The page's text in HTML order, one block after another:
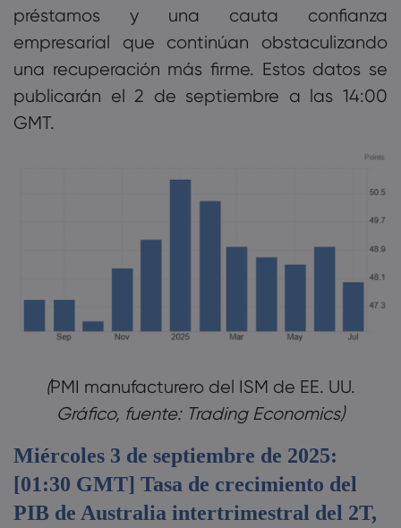
préstamos y una cauta confianza
empresarial que continúan obstaculizando
una recuperación más firme. Estos datos se
publicarán el 2 de septiembre a las 14:00
GMT.
PMI manufacturero del ISM de EE. UU.
Gráfico, fuente: Trading Economics)‎
Miércoles 3 de septiembre de 2025:
[01:30 GMT] Tasa de crecimiento del
PIB de Australia intertrimestral del 2T,